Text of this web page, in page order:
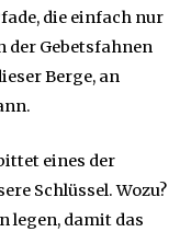
die einfach nur
der Gebetsfahnen
Berge, an
eines der
Schlüssel. Wozu?
legen, damit das